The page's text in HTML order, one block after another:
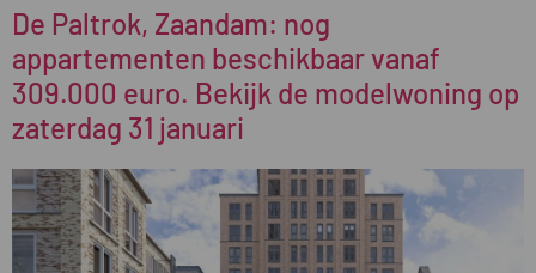
De Paltrok, Zaandam: nog
appartementen beschikbaar vanaf
309.000 euro. Bekijk de modelwoning op
zaterdag 31 januari